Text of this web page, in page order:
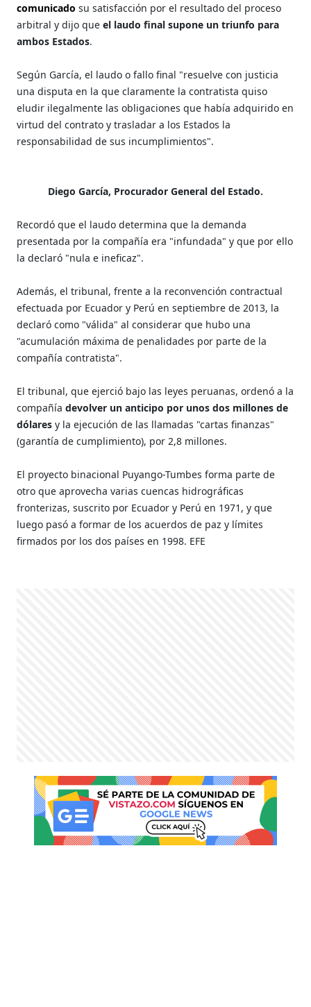
comunicado su satisfacción por el resultado del proceso
arbitral y dijo queel laudo final supone un triunfo para
ambos Estados.
Según García, el laudo o fallo final "resuelve con justicia
una disputa en la que claramente la contratista quiso
eludir ilegalmente las obligaciones que había adquirido en
virtud del contrato y trasladar a los Estados la
responsabilidad de sus incumplimientos".
Diego García, Procurador General del Estado.
Recordó que el laudo determina que la demanda
presentada por la compañía era "infundada" y que por ello
la declaró "nula e ineficaz".
Además, el tribunal, frente a la reconvención contractual
efectuada por Ecuador y Perú en septiembre de 2013, la
declaró como "válida" al considerar que hubo una
"acumulación máxima de penalidades por parte de la
compañía contratista".
El tribunal, que ejerció bajo las leyes peruanas, ordenó a la
compañíadevolver un anticipo por unos dos millones de
dólaresy la ejecución de las llamadas "cartas finanzas"
(garantía de cumplimiento), por 2,8 millones.
El proyecto binacional Puyango-Tumbes forma parte de
otro que aprovecha varias cuencas hidrográficas
fronterizas, suscrito por Ecuador y Perú en 1971, y que
luego pasó a formar de los acuerdos de paz y límites
firmados por los dos países en 1998. EFE